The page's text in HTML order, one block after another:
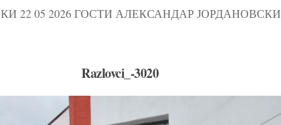
22 05 2026 ГОСТИ АЛЕКСАНДАР ЈОРДАНОВСКИ
Razlovci_-3020